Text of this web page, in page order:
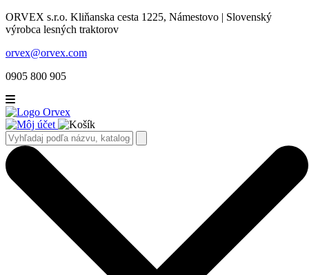
ORVEX s.r.o. Kliňanska cesta 1225, Námestovo | Slovenský
výrobca lesných traktorov
orvex@orvex.com
0905 800 905